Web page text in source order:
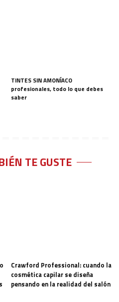
TINTES SIN AMONÍACO
profesionales, todo lo que debes
saber
TE GUSTE
Crawford Professional: cuando la
cosmética capilar se diseña
pensando en la realidad del salón